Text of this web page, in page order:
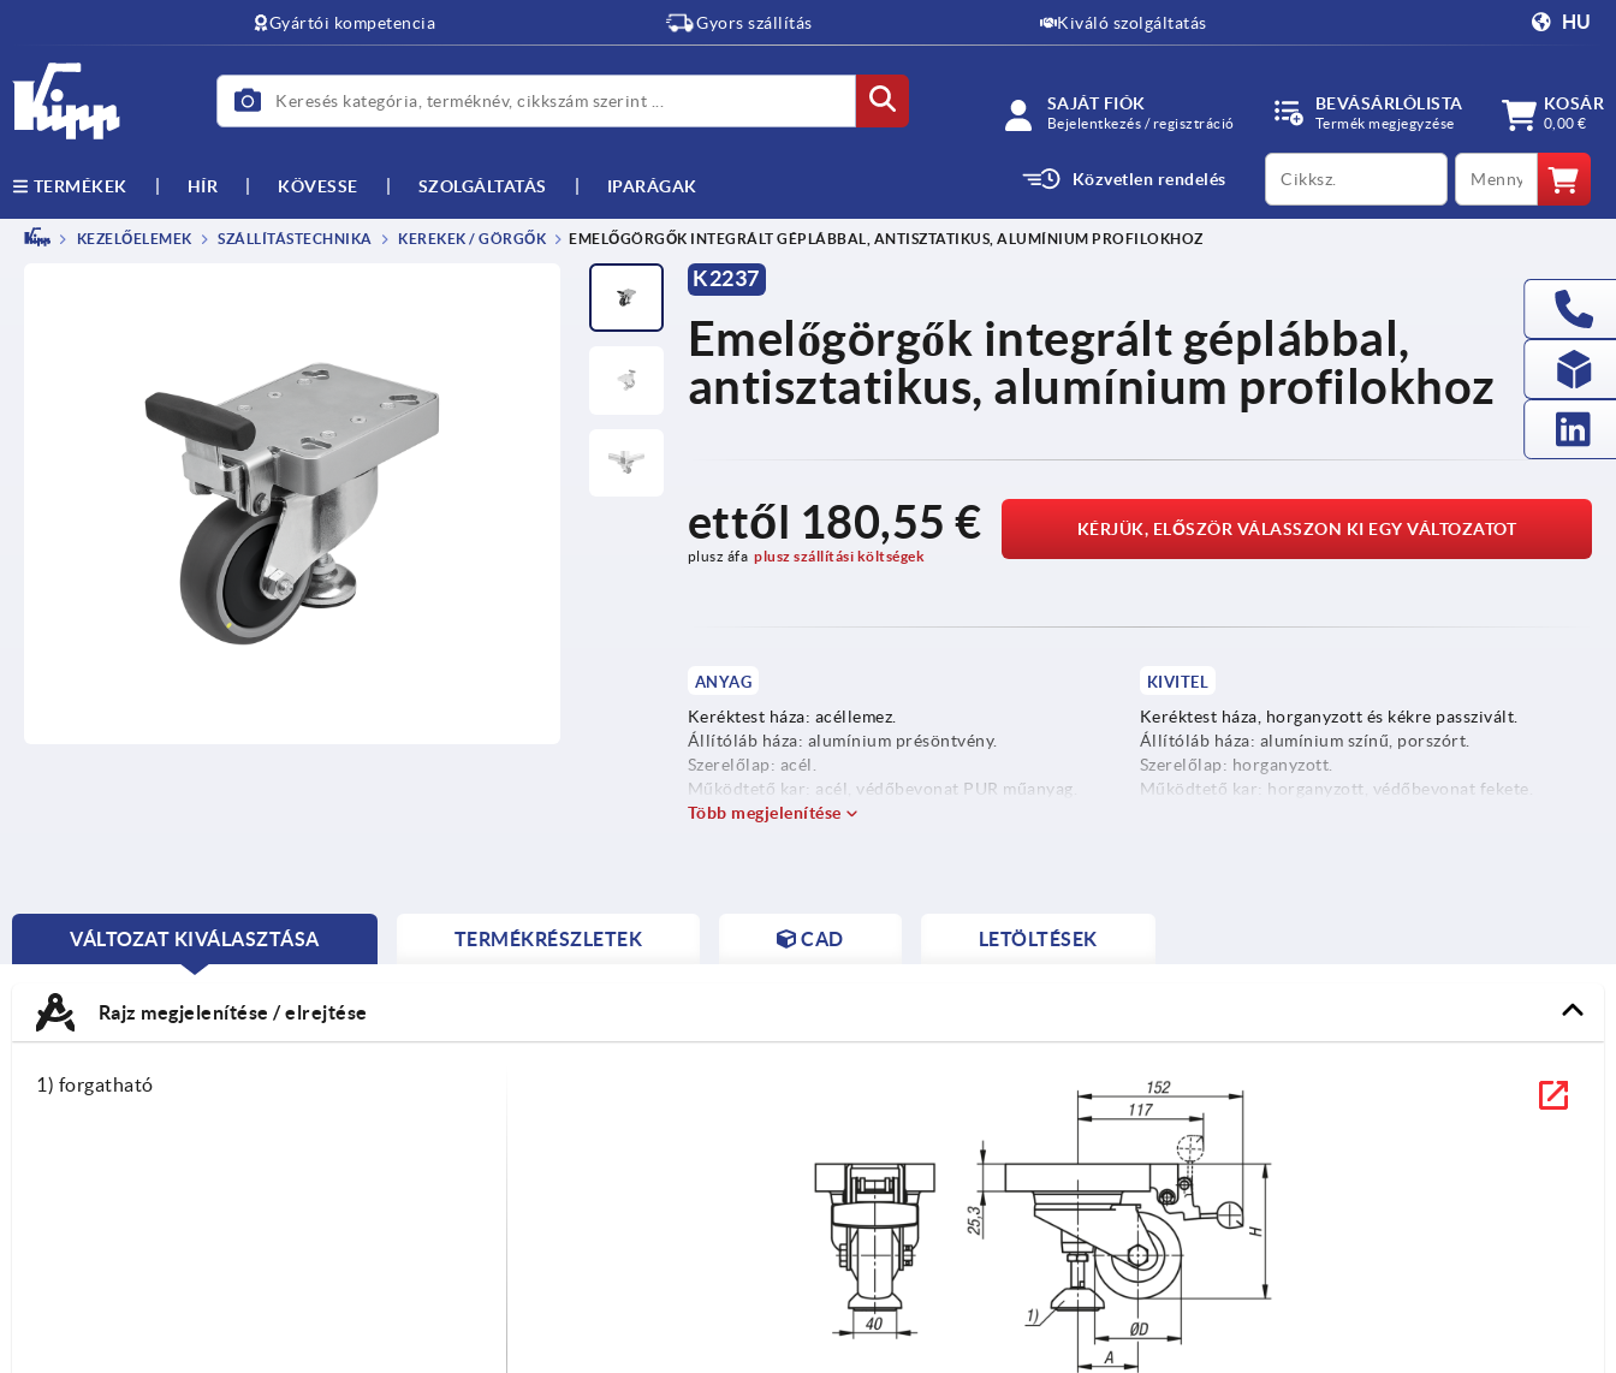
Gyártói kompetencia Gyors szállítás Kiváló szolgáltatás HU
SAJÁT FIÓK
Bejelentkezés / regisztráció
BEVÁSÁRLÓLISTA
Termék megjegyzése
KOSÁR
0,00 €
TERMÉKEK HÍR KÖVESSE SZOLGÁLTATÁS IPARÁGAK Közvetlen rendelés
productCode qty
KEZELŐELEMEK SZÁLLÍTÁSTECHNIKA KEREKEK / GÖRGŐK EMELŐGÖRGŐK INTEGRÁLT GÉPLÁBBAL, ANTISZTATIKUS, ALUMÍNIUM PROFILOKHOZ
K2237
Emelőgörgők integrált géplábbal,
antisztatikus, alumínium profilokhoz
ettől 180,55 €
plusz áfa plusz szállítási költségek
KÉRJÜK, ELŐSZÖR VÁLASSZON KI EGY VÁLTOZATOT
ANYAG
Keréktest háza: acéllemez.
Állítóláb háza: alumínium présöntvény.
Szerelőlap: acél.
Működtető kar: acél, védőbevonat PUR műanyag.
Állítóláb: Műanyag PA, üvegszemcse erősítésű. Orsó,
KIVITEL
Keréktest háza, horganyzott és kékre passzivált.
Állítóláb háza: alumínium színű, porszórt.
Szerelőlap: horganyzott.
Működtető kar: horganyzott, védőbevonat fekete.
Több megjelenítése
VÁLTOZAT KIVÁLASZTÁSA
CURRENT
TERMÉKRÉSZLETEK CAD LETÖLTÉSEK
Rajz megjelenítése / elrejtése
1) forgatható